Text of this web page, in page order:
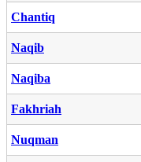
Chantiq
Naqib
Naqiba
Fakhriah
Nuqman